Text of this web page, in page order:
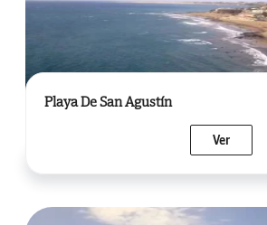
Playa De San Agustín
Ver